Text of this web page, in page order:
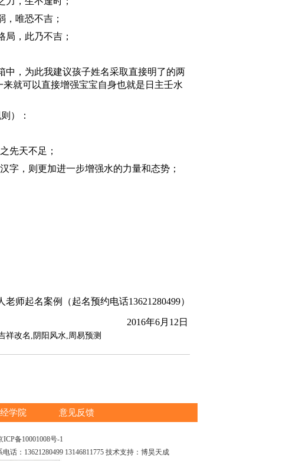
唯恐不吉；
，此乃不吉；
，为此我建议孩子姓名采取直接明了的两
就可以直接增强宝宝自身也就是日主壬水
）：
先天不足；
，则更加进一步增强水的力量和态势；
老师起名案例（起名预约电话13621280499）
2016年6月12日
祥改名,阴阳风水,周易预测
学院 意见反馈
ICP备10001008号-1
：13621280499 13146811775 技术支持： 博昊天成